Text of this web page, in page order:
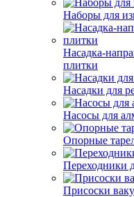
Наборы для
Насадка-
плитки
Насадки для
Насосы для
Опорные
Переходники
Присоски